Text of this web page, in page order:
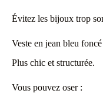
Évitez les bijoux trop
Veste en jean bleu foncé
Plus chic et structurée.
Vous pouvez oser :